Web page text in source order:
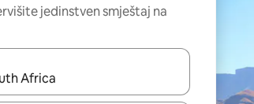
jedinstven smještaj na
dostupni, krećite se gore i dolje pomoću